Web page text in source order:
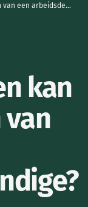
welke adviezen kan je verwachten van een arbeidsdeskundige?
kan